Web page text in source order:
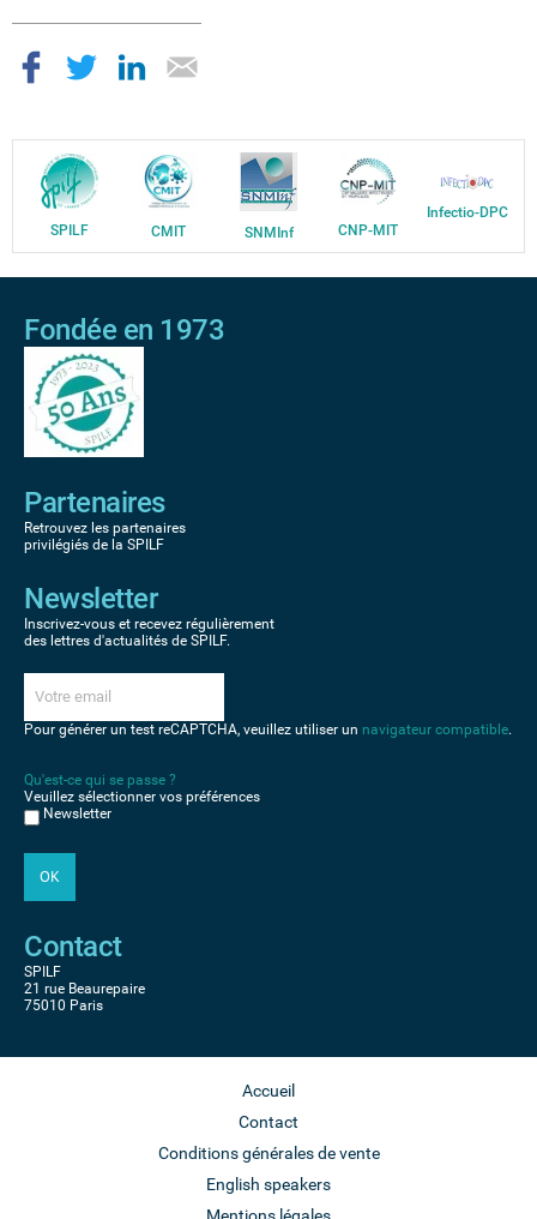
SPILF CMIT SNMInf CNP-MIT
Infectio-DPC
Fondée en 1973
Partenaires
Retrouvez les partenaires
privilégiés de la SPILF
Newsletter
Inscrivez-vous et recevez régulièrement
des lettres d'actualités de SPILF.
Pour générer un test reCAPTCHA, veuillez utiliser un navigateur compatible.
Qu'est-ce qui se passe ?
Veuillez sélectionner vos préférences
Newsletter
Contact
SPILF
21 rue Beaurepaire
75010 Paris
Accueil
Contact
Conditions générales de vente
English speakers
Mentions légales